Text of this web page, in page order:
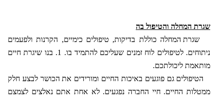
שגרת המחלה והטיפול בה
שגרת המחלה כוללת בדיקות, טיפולים כימיים, הקרנות ולפעמים
ניתוחים. לטיפולים לוח זמנים שעליכם להתמיד בו. 1. בנו שיגרת חיים
מותאמת ליכולתכם.
הטיפולים גם פוגעים באיכות החיים ומורידים את הכושר לבצע חלק
ממטלות החיים. חיי החברה נפגעים. לא אחת אתם נאלצים לצמצם